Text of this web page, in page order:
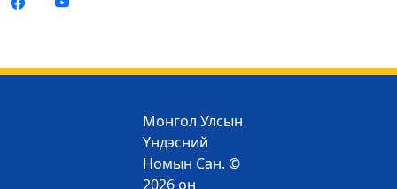
Монгол Улсын
Үндэсний
Номын Сан. ©
2026 он